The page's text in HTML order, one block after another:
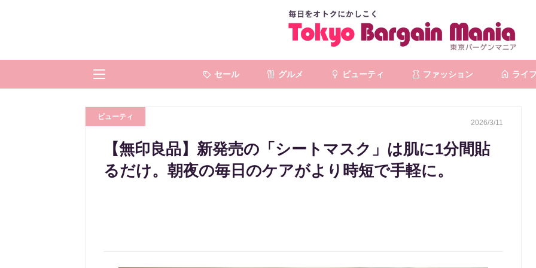
セール グルメ ビューティ ファッション ライフ
ビューティ
2026/3/11
【無印良品】新発売の「シートマスク」は肌に1分間貼
るだけ。朝夜の毎日のケアがより時短で手軽に。